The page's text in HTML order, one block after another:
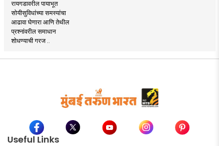
रायगडावरील पायाभूत
सोयीसुविधांच्या समस्यांचा
आढावा घेणारा आणि तेथील
प्रश्नांवरील समाधान
शोधण्याची गरज ..
Useful Links